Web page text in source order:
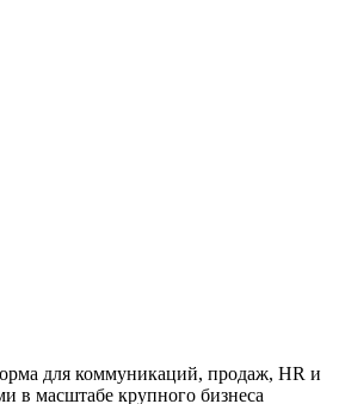
для коммуникаций, продаж, HR и
в масштабе крупного бизнеса